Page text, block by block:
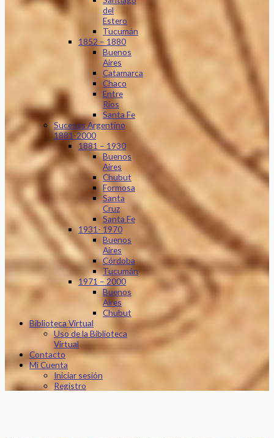
del
Estero
Tucumán
1852 – 1880
Buenos
Aires
Catamarca
Chaco
Entre
Ríos
Santa Fe
Sucesos Argentino
1881-2000
1881 – 1930
Buenos
Aires
Chubut
Formosa
Santa
Cruz
Santa Fe
1931- 1970
Buenos
Aires
Córdoba
Tucumán
1971 – 2000
Buenos
Aires
Chubut
Biblioteca Virtual
Uso de la Biblioteca
Virtual
Contacto
Mi Cuenta
Iniciar sesión
Registro